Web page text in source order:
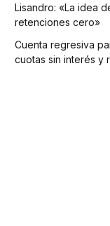
Lisandro: «La idea
retenciones cero»
Cuenta regresiva
cuotas sin interés y